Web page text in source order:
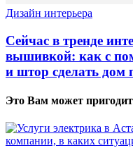
Дизайн интерьера
Сейчас в тренде
вышивкой: как с
и штор сделать
Это Вам может